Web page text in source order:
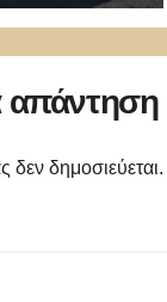
απάντηση
δεν δημοσιεύεται.